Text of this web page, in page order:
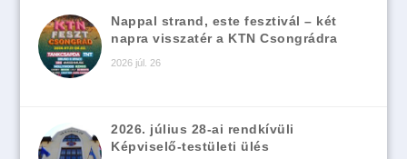
Nappal strand, este fesztivál – két
napra visszatér a KTN Csongrádra
2026 júl. 26
2026. július 28-ai rendkívüli
Képviselő-testületi ülés